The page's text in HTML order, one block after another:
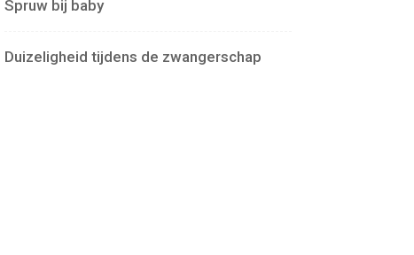
Spruw bij baby
Duizeligheid tijdens de zwangerschap